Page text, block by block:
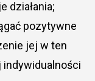
działania;
pozytywne
jej w ten